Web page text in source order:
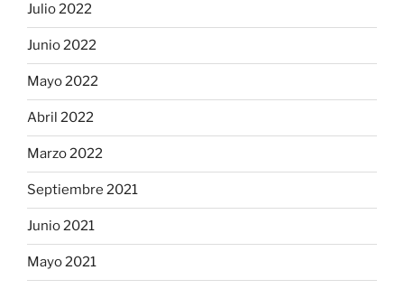
Julio 2022
Junio 2022
Mayo 2022
Abril 2022
Marzo 2022
Septiembre 2021
Junio 2021
Mayo 2021